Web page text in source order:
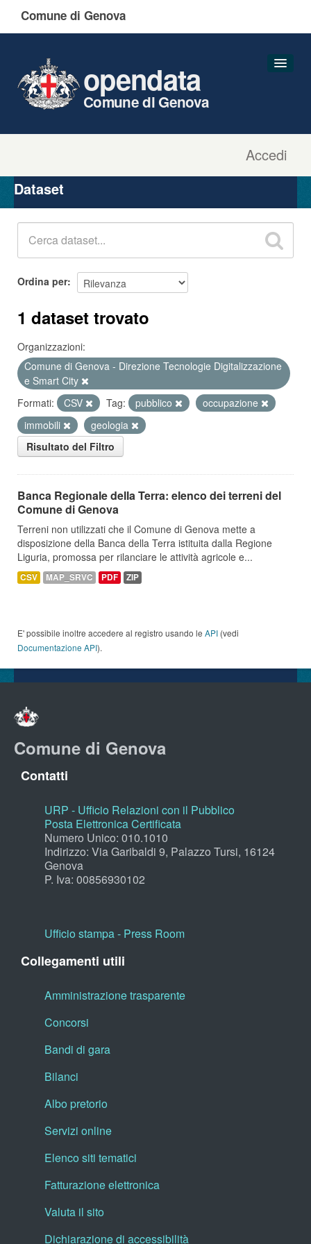
Comune di Genova
Accedi
opendata
Comune di Genova
Organizzazioni
Gruppi
Dataset
Ordina per
1 dataset trovato
Organizzazioni:
Comune di Genova - Direzione Tecnologie Digitalizzazione
e Smart City
Formati:
CSV Tag: pubblico
occupazione
immobili
geologia
Risultato del Filtro
Banca Regionale della Terra: elenco dei terreni del
Comune di Genova
Terreni non utilizzati che il Comune di Genova mette a
disposizione della Banca della Terra istituita dalla Regione
Liguria, promossa per rilanciare le attività agricole e...
CSV MAP_SRVC PDF ZIP
E' possibile inoltre accedere al registro usando le API (vedi
Documentazione API).
Comune di Genova
Contatti
URP - Ufficio Relazioni con il Pubblico
Posta Elettronica Certificata
Numero Unico: 010.1010
Indirizzo: Via Garibaldi 9, Palazzo Tursi, 16124
Genova
P. Iva: 00856930102
Ufficio stampa - Press Room
Collegamenti utili
Amministrazione trasparente
Concorsi
Bandi di gara
Bilanci
Albo pretorio
Servizi online
Elenco siti tematici
Fatturazione elettronica
Valuta il sito
Dichiarazione di accessibilità